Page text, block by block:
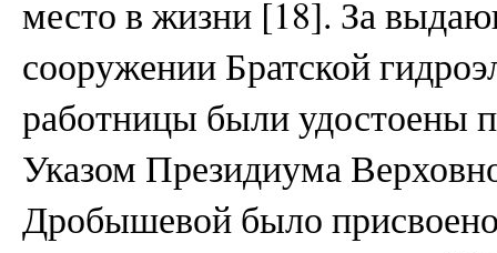
место в жизни [18]. За
сооружении Братской
работницы были удостоены
Указом Президиума
Дробышевой было